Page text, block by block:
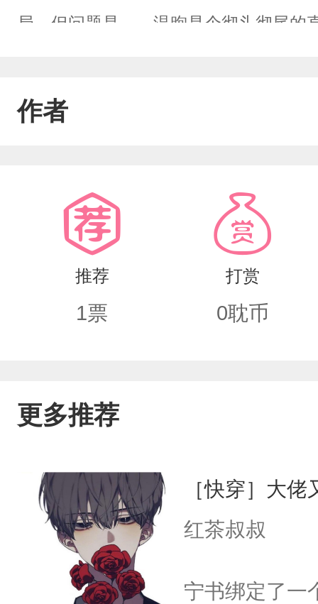
局。但问题是——温煦是个彻头彻尾的
务就此终止。于是，一个对耽美一窍
实中一脸懵逼。100个悲惨主角，100
都不知道。这个故事，才刚刚开始。
作者
推荐
1票
打赏
0耽币
更多推荐
［快穿］大
红茶叔叔
宁书绑定了一